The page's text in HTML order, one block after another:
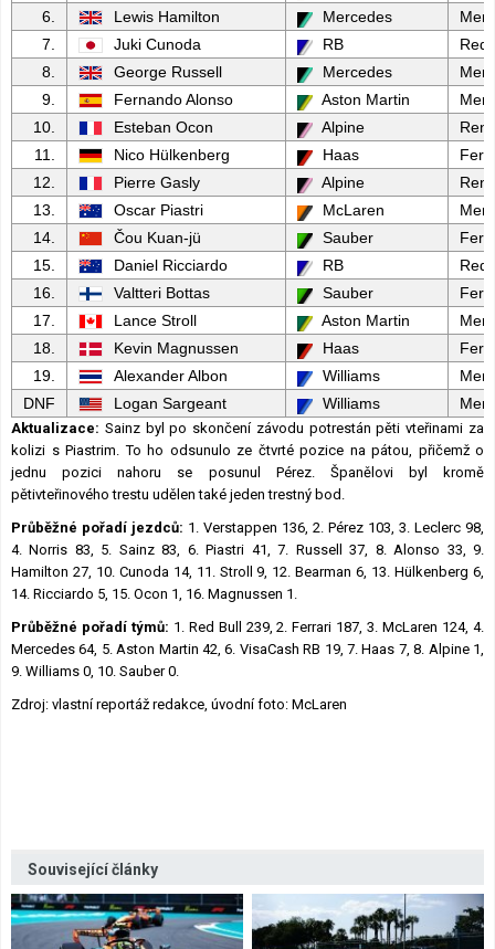
6.
Lewis Hamilton Mercedes
7.
Juki Cunoda RB
Red
8.
George Russell Mercedes
9.
Fernando Alonso Aston Martin
10.
Esteban Ocon Alpine
11.
Nico Hülkenberg Haas
12.
Pierre Gasly Alpine
13.
Oscar Piastri McLaren
14.
Čou Kuan-jü Sauber
15.
Daniel Ricciardo RB
Red
16.
Valtteri Bottas Sauber
17.
Lance Stroll Aston Martin
18.
Kevin Magnussen Haas
19.
Alexander Albon Williams
DNF
Logan Sargeant Williams
Aktualizace: Sainz byl po skončení závodu potrestán pěti vteřinami za
kolizi s Piastrim. To ho odsunulo ze čtvrté pozice na pátou, přičemž o
jednu pozici nahoru se posunul Pérez. Španělovi byl kromě
pětivteřinového trestu udělen také jeden trestný bod.
Průběžné pořadí jezdců: 1. Verstappen 136, 2. Pérez 103, 3. Leclerc 98,
4. Norris 83, 5. Sainz 83, 6. Piastri 41, 7. Russell 37, 8. Alonso 33, 9.
Hamilton 27, 10. Cunoda 14, 11. Stroll 9, 12. Bearman 6, 13. Hülkenberg 6,
14. Ricciardo 5, 15. Ocon 1, 16. Magnussen 1.
Průběžné pořadí týmů: 1. Red Bull 239, 2. Ferrari 187, 3. McLaren 124, 4.
Mercedes 64, 5. Aston Martin 42, 6. VisaCash RB 19, 7. Haas 7, 8. Alpine 1,
9. Williams 0, 10. Sauber 0.
Zdroj: vlastní reportáž redakce, úvodní foto: McLaren
Související články